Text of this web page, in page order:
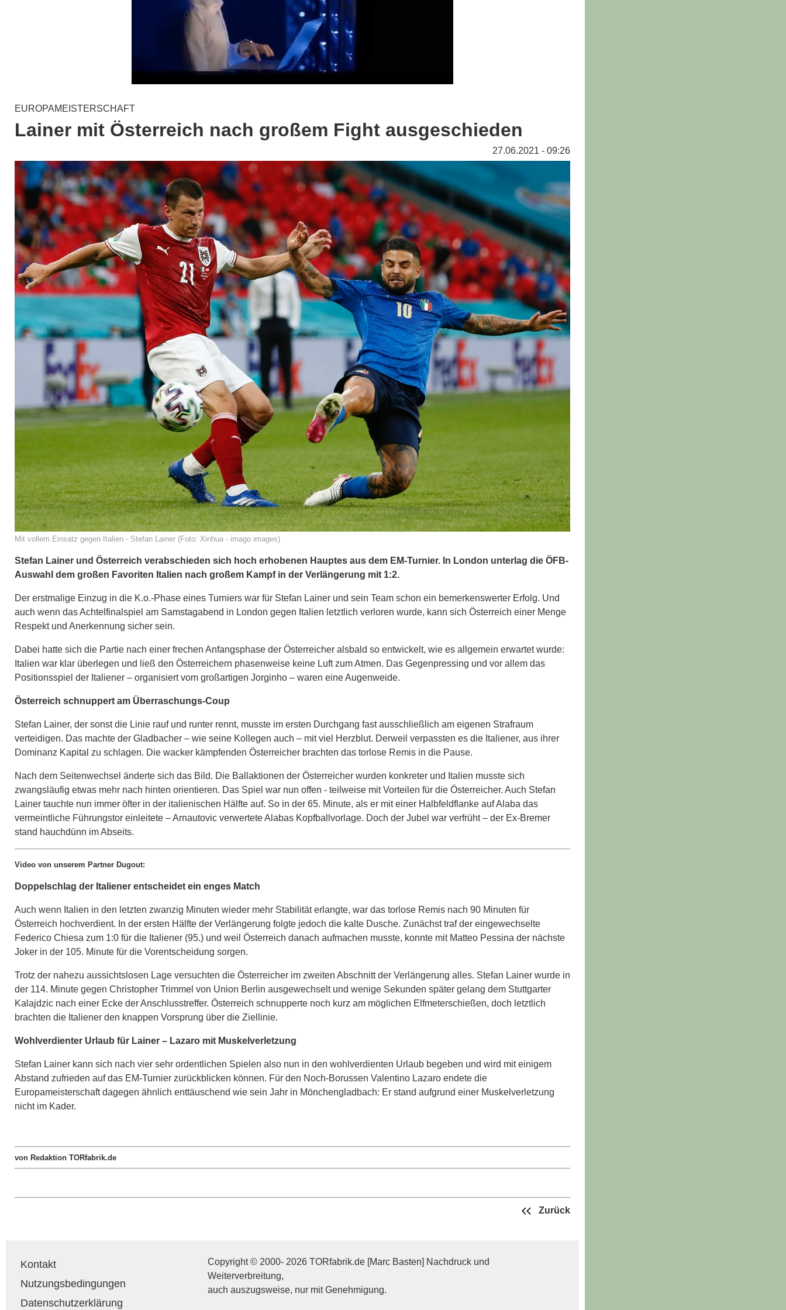
EUROPAMEISTERSCHAFT
Lainer mit Österreich nach großem Fight ausgeschieden
27.06.2021 - 09:26
Mit vollem Einsatz gegen Italien - Stefan Lainer (Foto: Xinhua - imago images)
Stefan Lainer und Österreich verabschieden sich hoch erhobenen Hauptes aus dem EM-Turnier. In London unterlag die ÖFB-
Auswahl dem großen Favoriten Italien nach großem Kampf in der Verlängerung mit 1:2.
Der erstmalige Einzug in die K.o.-Phase eines Turniers war für Stefan Lainer und sein Team schon ein bemerkenswerter Erfolg. Und
auch wenn das Achtelfinalspiel am Samstagabend in London gegen Italien letztlich verloren wurde, kann sich Österreich einer Menge
Respekt und Anerkennung sicher sein.
Dabei hatte sich die Partie nach einer frechen Anfangsphase der Österreicher alsbald so entwickelt, wie es allgemein erwartet wurde:
Italien war klar überlegen und ließ den Österreichern phasenweise keine Luft zum Atmen. Das Gegenpressing und vor allem das
Positionsspiel der Italiener – organisiert vom großartigen Jorginho – waren eine Augenweide.
Österreich schnuppert am Überraschungs-Coup
Stefan Lainer, der sonst die Linie rauf und runter rennt, musste im ersten Durchgang fast ausschließlich am eigenen Strafraum
verteidigen. Das machte der Gladbacher – wie seine Kollegen auch – mit viel Herzblut. Derweil verpassten es die Italiener, aus ihrer
Dominanz Kapital zu schlagen. Die wacker kämpfenden Österreicher brachten das torlose Remis in die Pause.
Nach dem Seitenwechsel änderte sich das Bild. Die Ballaktionen der Österreicher wurden konkreter und Italien musste sich
zwangsläufig etwas mehr nach hinten orientieren. Das Spiel war nun offen - teilweise mit Vorteilen für die Österreicher. Auch Stefan
Lainer tauchte nun immer öfter in der italienischen Hälfte auf. So in der 65. Minute, als er mit einer Halbfeldflanke auf Alaba das
vermeintliche Führungstor einleitete – Arnautovic verwertete Alabas Kopfballvorlage. Doch der Jubel war verfrüht – der Ex-Bremer
stand hauchdünn im Abseits.
Video von unserem Partner Dugout:
Doppelschlag der Italiener entscheidet ein enges Match
Auch wenn Italien in den letzten zwanzig Minuten wieder mehr Stabilität erlangte, war das torlose Remis nach 90 Minuten für
Österreich hochverdient. In der ersten Hälfte der Verlängerung folgte jedoch die kalte Dusche. Zunächst traf der eingewechselte
Federico Chiesa zum 1:0 für die Italiener (95.) und weil Österreich danach aufmachen musste, konnte mit Matteo Pessina der nächste
Joker in der 105. Minute für die Vorentscheidung sorgen.
Trotz der nahezu aussichtslosen Lage versuchten die Österreicher im zweiten Abschnitt der Verlängerung alles. Stefan Lainer wurde in
der 114. Minute gegen Christopher Trimmel von Union Berlin ausgewechselt und wenige Sekunden später gelang dem Stuttgarter
Kalajdzic nach einer Ecke der Anschlusstreffer. Österreich schnupperte noch kurz am möglichen Elfmeterschießen, doch letztlich
brachten die Italiener den knappen Vorsprung über die Ziellinie.
Wohlverdienter Urlaub für Lainer – Lazaro mit Muskelverletzung
Stefan Lainer kann sich nach vier sehr ordentlichen Spielen also nun in den wohlverdienten Urlaub begeben und wird mit einigem
Abstand zufrieden auf das EM-Turnier zurückblicken können. Für den Noch-Borussen Valentino Lazaro endete die
Europameisterschaft dagegen ähnlich enttäuschend wie sein Jahr in Mönchengladbach: Er stand aufgrund einer Muskelverletzung
nicht im Kader.
von Redaktion TORfabrik.de
Zurück
Kontakt
Nutzungsbedingungen
Datenschutzerklärung
Copyright © 2000- 2026 TORfabrik.de [Marc Basten] Nachdruck und
Weiterverbreitung,
auch auszugsweise, nur mit Genehmigung.